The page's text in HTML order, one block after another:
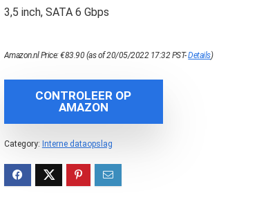
3,5 inch, SATA 6 Gbps
Amazon.nl Price:€83.90(as of 20/05/2022 17:32 PST-Details)
CONTROLEER OP
AMAZON
Category: Interne dataopslag